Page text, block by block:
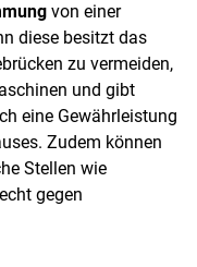
von einer
diese besitzt das
zu vermeiden,
und gibt
eine Gewährleistung
Zudem können
Stellen wie
gegen